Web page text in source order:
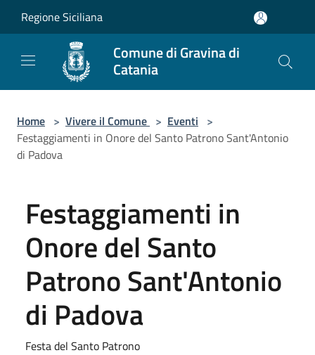
Regione Siciliana
Comune di Gravina di
Catania
Home > Vivere il Comune > Eventi >
Festaggiamenti in Onore del Santo Patrono Sant'Antonio
di Padova
Festaggiamenti in
Onore del Santo
Patrono Sant'Antonio
di Padova
Festa del Santo Patrono